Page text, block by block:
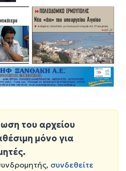
του αρχείου
μόνο για
συνδεθείτε